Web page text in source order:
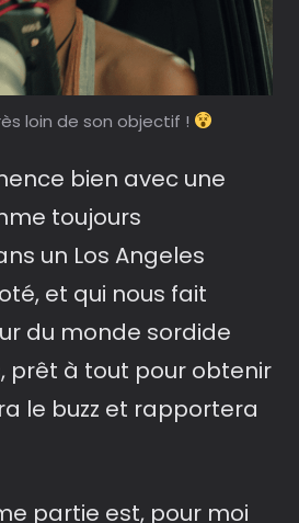
loin de son objectif !
bien avec une
toujours
un Los Angeles
et qui nous fait
du monde sordide
prêt à tout pour obtenir
le buzz et rapportera
partie est, pour moi